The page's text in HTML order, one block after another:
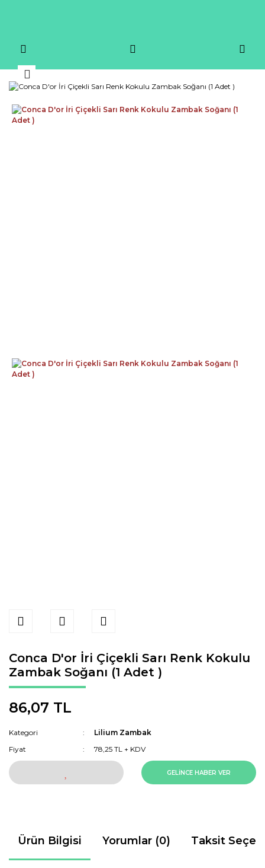
Conca D'or İri Çiçekli Sarı Renk Kokulu
Zambak Soğanı (1 Adet )
86,07 TL
Kategori
Lilium Zambak
Fiyat
78,25 TL + KDV
GELİNCE HABER VER
Ürün Bilgisi Yorumlar (0) Taksit